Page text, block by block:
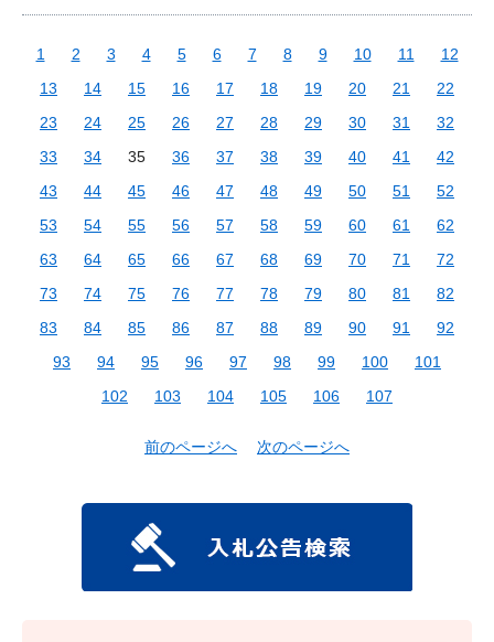
1 2 3 4 5 6 7 8 9 10 11
12
13
14 15 16 17 18 19 20 21
22
23
24 25 26 27 28 29 30 31
32
33
34 35 36 37 38 39 40 41
42
43
44 45 46 47 48 49 50 51
52
53
54 55 56 57 58 59 60 61
62
63
64 65 66 67 68 69 70 71
72
73
74 75 76 77 78 79 80 81
82
83
84 85 86 87 88 89 90 91
92
93
94 95 96 97 98 99 100
101
102
103 104 105 106 107
前のページへ 次のページへ